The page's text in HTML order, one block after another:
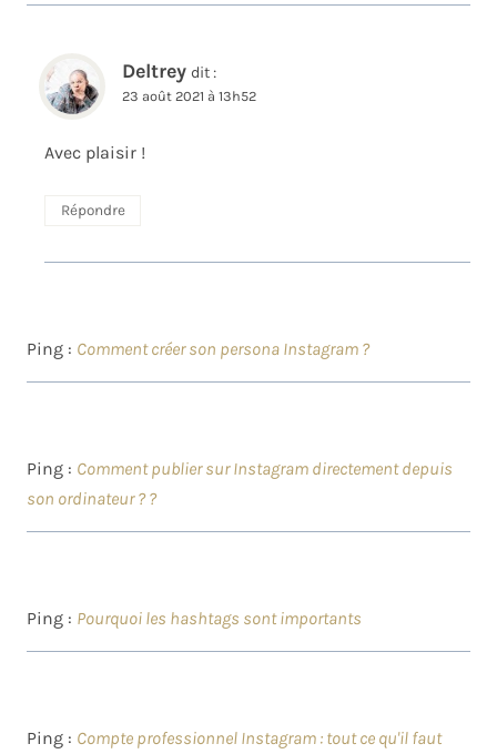
Deltrey dit :
23 août 2021 à 13h52
Avec plaisir !
Répondre
Ping : Comment créer son persona Instagram ?
Ping : Comment publier sur Instagram directement depuis
son ordinateur ? ?
Ping : Pourquoi les hashtags sont importants
Ping : Compte professionnel Instagram : tout ce qu'il faut